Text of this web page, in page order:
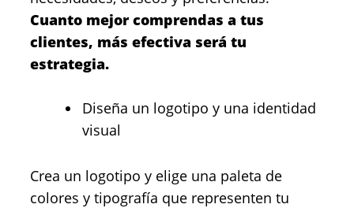
Cuanto mejor comprendas a tus
clientes, más efectiva será tu
estrategia.
Diseña un logotipo y una identidad
visual
Crea un logotipo y elige una paleta de
colores y tipografía que representen tu